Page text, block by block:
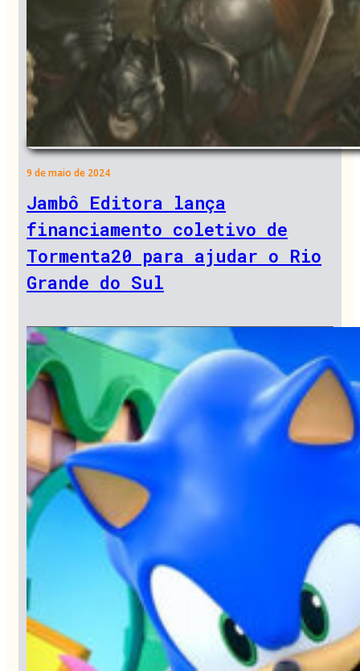
9 de maio de 2024
Jambô Editora lança
financiamento coletivo de
Tormenta20 para ajudar o Rio
Grande do Sul